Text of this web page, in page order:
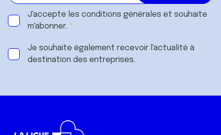
J'accepte les conditions générales et souhaite
m'abonner.
Je souhaite également recevoir l'actualité à
destination des entreprises.